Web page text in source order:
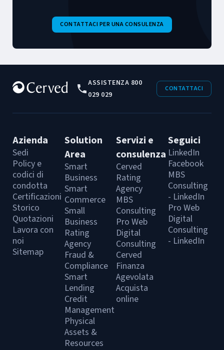
CONTATTACI PER UNA CONSULENZA
ASSISTENZA 800
029 029
CONTATTACI
Azienda
Sedi
Policy e
codici di
condotta
Certificazioni
Storico
Quotazioni
Lavora con
noi
Sitemap
Solution
Area
Smart
Business
Smart
Commerce
Small
Business
Rating
Agency
Fraud &
Compliance
Smart
Lending
Credit
Management
Physical
Assets &
Resources
Servizi e
consulenza
Cerved
Rating
Agency
MBS
Consulting
Pro Web
Digital
Consulting
Cerved
Finanza
Agevolata
Acquista
online
Seguici
LinkedIn
Facebook
MBS
Consulting
- LinkedIn
Pro Web
Digital
Consulting
- LinkedIn